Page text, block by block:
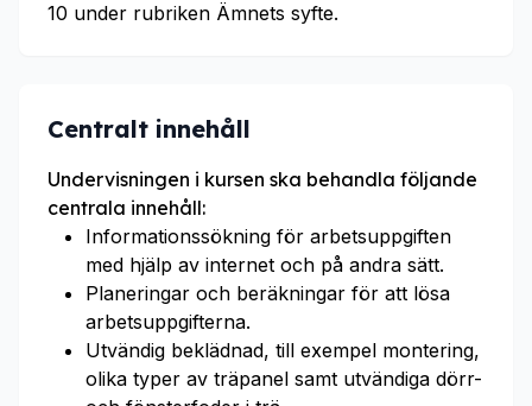
10 under rubriken Ämnets syfte.
Centralt innehåll
Undervisningen i kursen ska behandla följande
centrala innehåll:
Informationssökning för arbetsuppgiften
med hjälp av internet och på andra sätt.
Planeringar och beräkningar för att lösa
arbetsuppgifterna.
Utvändig beklädnad, till exempel montering,
olika typer av träpanel samt utvändiga dörr-